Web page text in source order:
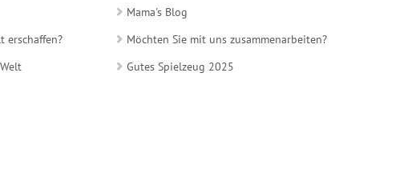
erschaffen?
Mama's Blog
Möchten Sie mit uns zusammenarbeiten?
Gutes Spielzeug 2025